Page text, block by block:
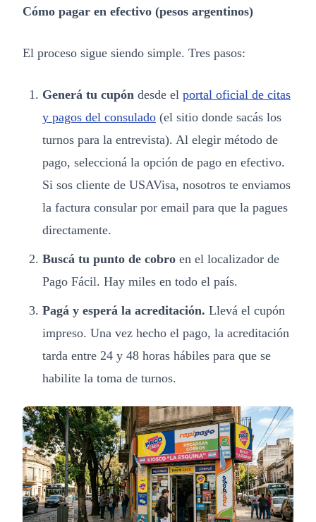
Cómo pagar en efectivo (pesos argentinos)
El proceso sigue siendo simple. Tres pasos:
Generá tu cupón desde el portal oficial de citas
y pagos del consulado (el sitio donde sacás los
turnos para la entrevista). Al elegir método de
pago, seleccioná la opción de pago en efectivo.
Si sos cliente de USAVisa, nosotros te enviamos
la factura consular por email para que la pagues
directamente.
Buscá tu punto de cobro en el localizador de
Pago Fácil. Hay miles en todo el país.
Pagá y esperá la acreditación. Llevá el cupón
impreso. Una vez hecho el pago, la acreditación
tarda entre 24 y 48 horas hábiles para que se
habilite la toma de turnos.